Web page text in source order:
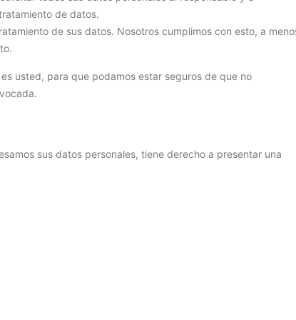
de datos.
de sus datos. Nosotros cumplimos con esto, a
usted, para que podamos estar seguros de que no
sus datos personales, tiene derecho a presentar una